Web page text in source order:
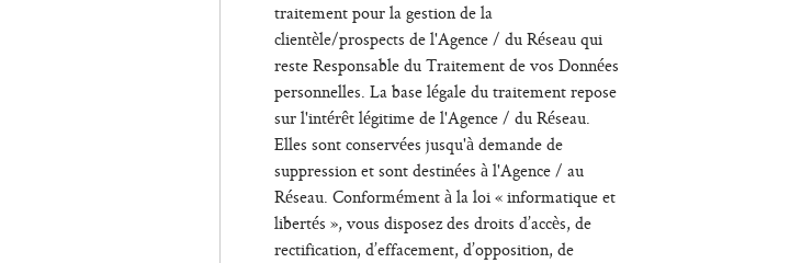
traitement pour la gestion de la
clientèle/prospects de l'Agence / du Réseau qui
reste Responsable du Traitement de vos Données
personnelles. La base légale du traitement repose
sur l'intérêt légitime de l'Agence / du Réseau.
Elles sont conservées jusqu'à demande de
suppression et sont destinées à l'Agence / au
Réseau. Conformément à la loi « informatique et
libertés », vous disposez des droits d’accès, de
rectification, d’effacement, d’opposition, de